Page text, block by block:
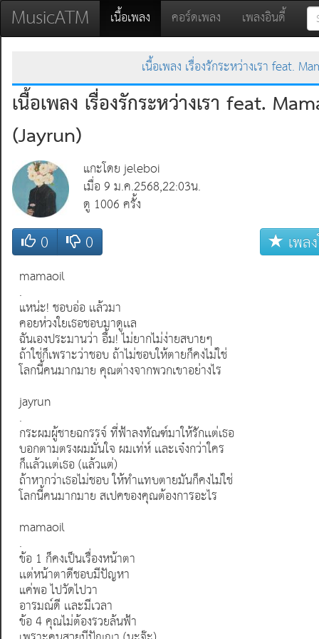
MusicATM เนื้อเพลง (current)
คอร์ดเพลง เพลงอินดี้
เนื้อเพลง เรื่องรักระหว่างเรา feat.
เนื้อเพลง เรื่องรักระหว่างเรา feat.
(Jayrun)
แกะโดย jeleboi
เมื่อ 9 ม.ค.2568,22:03น.
ดู 1006 ครั้ง
0 0 เพล
mamaoil
.
แหน่ะ! ชอบอ่อ เเล้วมา
คอยห่วงใยเธอชอบมาดูเเล
ฉันเองประมานว่า อื้ม! ไม่ยากไม่ง่ายสบายๆ
ถ้าใช่ก็เพราะว่าชอบ ถ้าไม่ชอบให้ตายก็คงไม่ใช่
โลกนี้คนมากมาย คุณต่างจากพวกเขาอย่างไร
jayrun
.
กระผมผู้ชายฉกรรจ์ ที่ฟ้าลงทัณฑ์มาให้รักเเต่เธอ
บอกตามตรงผมมั่นใจ ผมเท่ห์ เเละเจ๋งกว่าใคร
ก็เเล้วเเต่เธอ (แล้วแต่)
ถ้าหากว่าเธอไม่ชอบ ให้ทำแทบตายมันก็คงไม่ใช่
โลกนี้คนมากมาย สเปคของคุณต้องการอะไร
mamaoil
.
ข้อ 1 ก็คงเป็นเรื่องหน้าตา
เเต่หน้าตาดีชอบมีปัญหา
แค่พอ ไปวัดไปวา
อารมณ์ดี เเละมีเวลา
ข้อ 4 คุณไม่ต้องรวยล้นฟ้า